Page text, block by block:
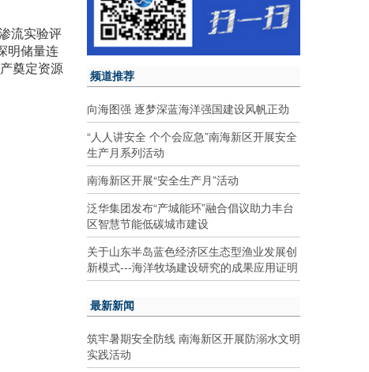
流实验评
明储量连
奠定资源
频道推荐
向海图强 逐梦深蓝海洋强国建设风帆正劲
“人人讲安全 个个会应急”南海新区开展安全
生产月系列活动
南海新区开展“安全生产月”活动
泛华集团发布“产城能环”融合倡议助力丰台
区智慧节能低碳城市建设
关于山东半岛蓝色经济区生态型渔业发展创
新模式---海洋牧场建设研究的成果应用证明
最新新闻
筑牢暑期安全防线 南海新区开展防溺水文明
实践活动